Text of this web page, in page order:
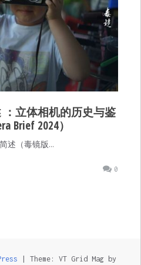
立体相机的历史与鉴
Brief 2024）
述（毒镜版…
0
Theme: VT Grid Mag by